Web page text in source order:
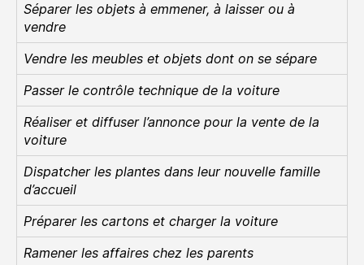
Séparer les objets à emmener, à laisser ou à
vendre
Vendre les meubles et objets dont on se sépare
Passer le contrôle technique de la voiture
Réaliser et diffuser l’annonce pour la vente de la
voiture
Dispatcher les plantes dans leur nouvelle famille
d’accueil
Préparer les cartons et charger la voiture
Ramener les affaires chez les parents